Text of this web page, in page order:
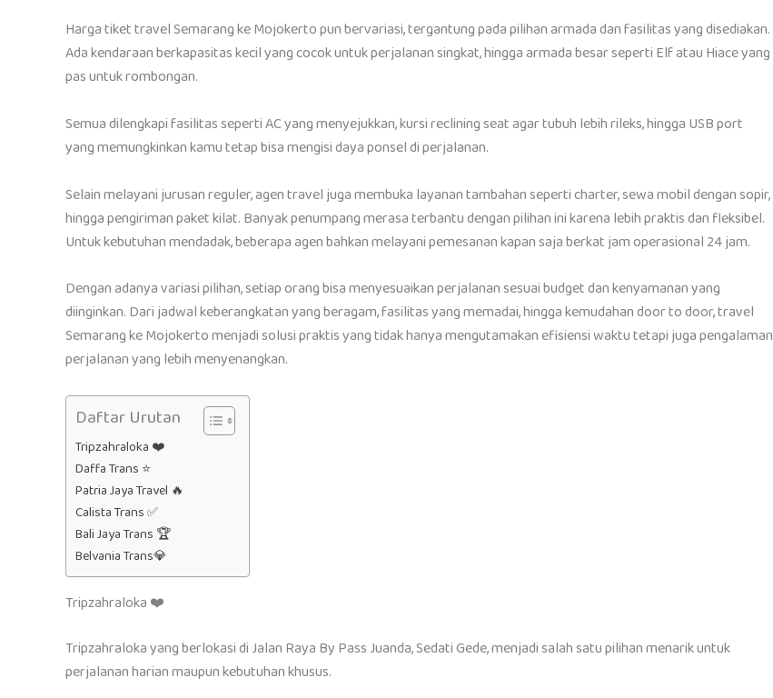
Harga tiket travel Semarang ke Mojokerto pun bervariasi, tergantung pada pilihan armada dan fasilitas yang disediakan.
Ada kendaraan berkapasitas kecil yang cocok untuk perjalanan singkat, hingga armada besar seperti Elf atau Hiace yang
pas untuk rombongan.
Semua dilengkapi fasilitas seperti AC yang menyejukkan, kursi reclining seat agar tubuh lebih rileks, hingga USB port
yang memungkinkan kamu tetap bisa mengisi daya ponsel di perjalanan.
Selain melayani jurusan reguler, agen travel juga membuka layanan tambahan seperti charter, sewa mobil dengan sopir,
hingga pengiriman paket kilat. Banyak penumpang merasa terbantu dengan pilihan ini karena lebih praktis dan fleksibel.
Untuk kebutuhan mendadak, beberapa agen bahkan melayani pemesanan kapan saja berkat jam operasional 24 jam.
Dengan adanya variasi pilihan, setiap orang bisa menyesuaikan perjalanan sesuai budget dan kenyamanan yang
diinginkan. Dari jadwal keberangkatan yang beragam, fasilitas yang memadai, hingga kemudahan door to door, travel
Semarang ke Mojokerto menjadi solusi praktis yang tidak hanya mengutamakan efisiensi waktu tetapi juga pengalaman
perjalanan yang lebih menyenangkan.
Daftar Urutan
Tripzahraloka ❤️
Daffa Trans ⭐
Patria Jaya Travel 🔥
Calista Trans ✅
Bali Jaya Trans 🏆
Belvania Trans💎
Tripzahraloka ❤️
Tripzahraloka yang berlokasi di Jalan Raya By Pass Juanda, Sedati Gede, menjadi salah satu pilihan menarik untuk
perjalanan harian maupun kebutuhan khusus.